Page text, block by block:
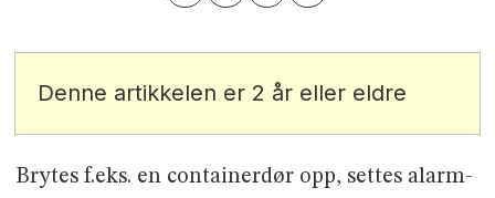
Denne artikkelen er 2 år eller eldre
Brytes f.eks. en containerdør opp, settes alarm-